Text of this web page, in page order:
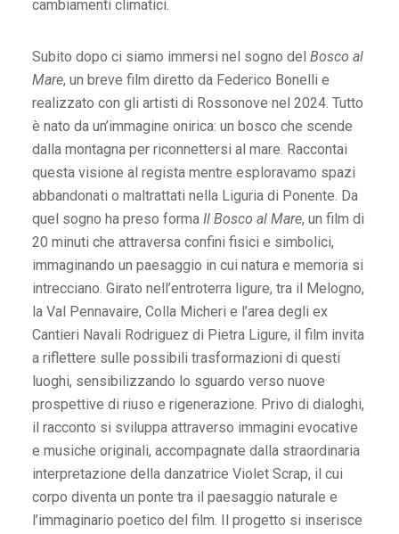
cambiamenti climatici.
Subito dopo ci siamo immersi nel sogno del Bosco al
Mare, un breve film diretto da Federico Bonelli e
realizzato con gli artisti di Rossonove nel 2024. Tutto
è nato da un’immagine onirica: un bosco che scende
dalla montagna per riconnettersi al mare. Raccontai
questa visione al regista mentre esploravamo spazi
abbandonati o maltrattati nella Liguria di Ponente. Da
quel sogno ha preso forma Il Bosco al Mare, un film di
20 minuti che attraversa confini fisici e simbolici,
immaginando un paesaggio in cui natura e memoria si
intrecciano. Girato nell’entroterra ligure, tra il Melogno,
la Val Pennavaire, Colla Micheri e l’area degli ex
Cantieri Navali Rodriguez di Pietra Ligure, il film invita
a riflettere sulle possibili trasformazioni di questi
luoghi, sensibilizzando lo sguardo verso nuove
prospettive di riuso e rigenerazione. Privo di dialoghi,
il racconto si sviluppa attraverso immagini evocative
e musiche originali, accompagnate dalla straordinaria
interpretazione della danzatrice Violet Scrap, il cui
corpo diventa un ponte tra il paesaggio naturale e
l’immaginario poetico del film. Il progetto si inserisce